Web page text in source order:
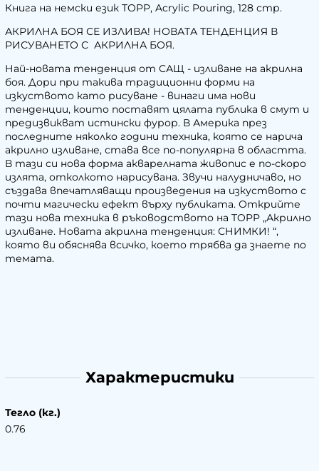
Книга на немски език TOPP, Acrylic Pouring, 128 стр.
АКРИЛНА БОЯ СЕ ИЗЛИВА! НОВАТА ТЕНДЕНЦИЯ В
РИСУВАНЕТО С АКРИЛНА БОЯ.
Най-новата тенденция от САЩ - изливане на акрилна
боя. Дори при такива традиционни форми на
изкуството като рисуване - винаги има нови
тенденции, които поставят цялата публика в смут и
предизвикват истински фурор. В Америка през
последните няколко години техника, която се нарича
акрилно изливане, става все по-популярна в областта.
В тази си нова форма акварелната живопис е по-скоро
излята, отколкото нарисувана. Звучи налудничаво, но
създава впечатляващи произведения на изкуството с
почти магически ефект върху публиката. Открийте
тази нова техника в ръководството на TOPP „Акрилно
изливане. Новата акрилна тенденция: СНИМКИ! “,
която ви обяснява всичко, което трябва да знаете по
темата.
Характеристики
Тегло (кг.)
0.76